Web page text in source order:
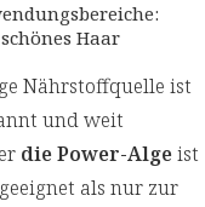
Haar
Nährstoffquelle ist
und weit
die Power-Algeist
als nur zur